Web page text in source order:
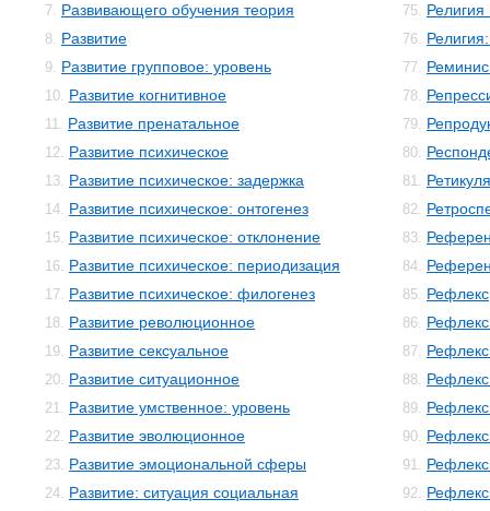
7. Развивающего обучения теория
8. Развитие
9. Развитие групповое: уровень
10. Развитие когнитивное
11. Развитие пренатальное
12. Развитие психическое
13. Развитие психическое: задержка
14. Развитие психическое: онтогенез
15. Развитие психическое: отклонение
16. Развитие психическое: периодизация
17. Развитие психическое: филогенез
18. Развитие революционное
19. Развитие сексуальное
20. Развитие ситуационное
21. Развитие умственное: уровень
22. Развитие эволюционное
23. Развитие эмоциональной сферы
24. Развитие: ситуация социальная
75. Религия
76.
77.
78.
79.
80.
81.
82.
83.
84.
85. Рефлекс
86.
87.
88.
89.
90.
91.
92.